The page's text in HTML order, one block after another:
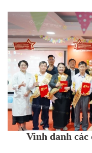
Vinh danh